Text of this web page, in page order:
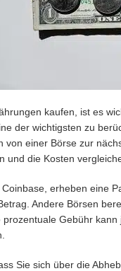
kaufen, ist es
der wichtigsten zu
von einer Börse zur
und die Kosten
erheben eine
Andere Börsen
prozentuale Gebühr
Sie sich über die